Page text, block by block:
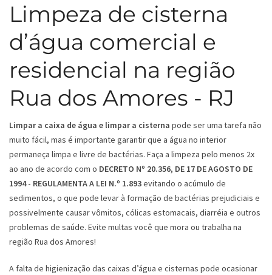
Limpeza de cisterna
d’água comercial e
residencial na região
Rua dos Amores - RJ
Limpar a caixa de água e limpar a cisterna pode ser uma tarefa não
muito fácil, mas é importante garantir que a água no interior
permaneça limpa e livre de bactérias. Faça a limpeza pelo menos 2x
ao ano de acordo com o DECRETO Nº 20.356, DE 17 DE AGOSTO DE
1994 - REGULAMENTA A LEI N.º 1.893evitando o acúmulo de
sedimentos, o que pode levar à formação de bactérias prejudiciais e
possivelmente causar vômitos, cólicas estomacais, diarréia e outros
problemas de saúde. Evite multas você que mora ou trabalha na
região Rua dos Amores!
A falta de higienização das caixas d’água e cisternas pode ocasionar